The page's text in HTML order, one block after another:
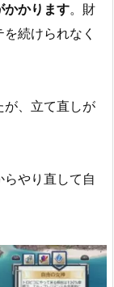
かかります。財
続けられなく
が、立て直しが
やり直して自